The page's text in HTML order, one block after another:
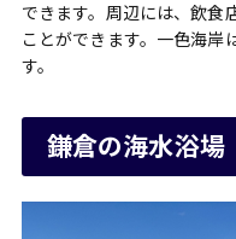
できます。周辺には、飲食
ことができます。一色海岸
す。
鎌倉の海水浴場